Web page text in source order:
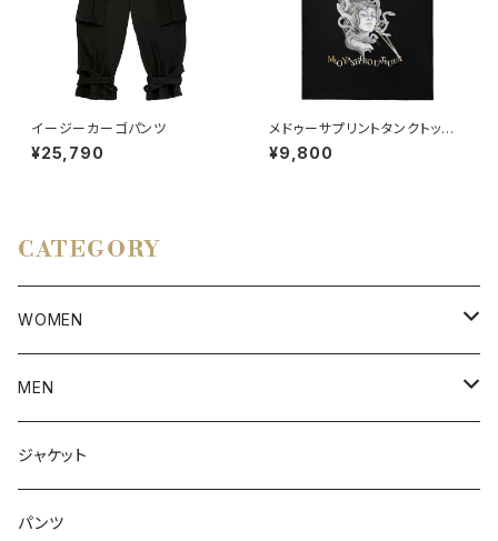
イージーカーゴパンツ
¥25,790
メドゥーサプリントタンクトッ
プ BLACK
¥9,800
CATEGORY
WOMEN
アウター
ボトムス
トップス
MEN
アウター
インナー
ジャケット
パンツ